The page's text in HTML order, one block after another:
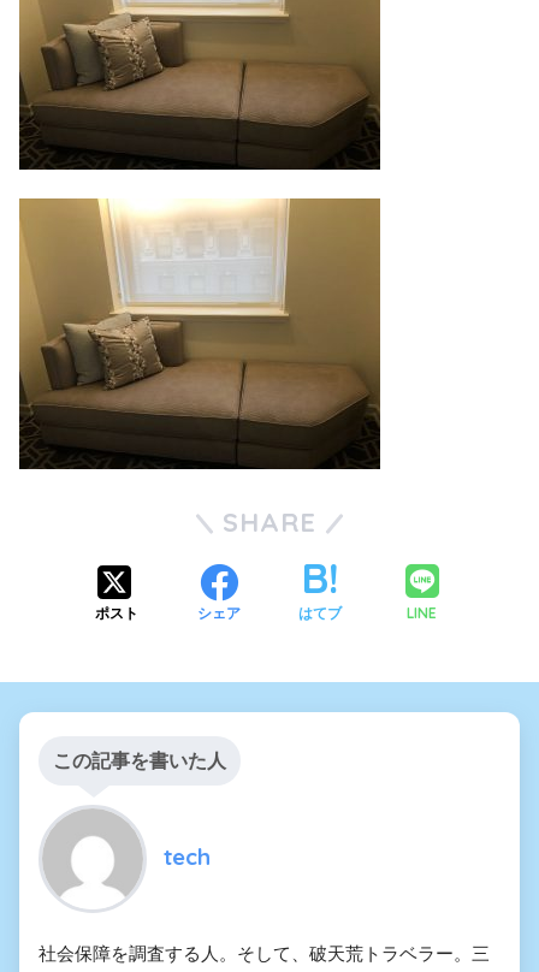
SHARE
ポスト シェア はてブ LINE
この記事を書いた人
tech
社会保障を調査する人。そして、破天荒トラベラー。三